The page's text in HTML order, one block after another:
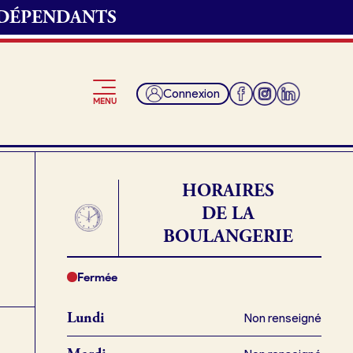
MENU Connexion
Je suis fournisseur
HORAIRES
DE LA
BOULANGERIE
Fermée
Lundi Non renseigné
du